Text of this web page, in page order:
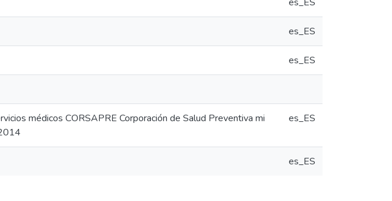
es_ES
es_ES
médicos CORSAPRE Corporación de Salud Preventiva mi
es_ES
es_ES